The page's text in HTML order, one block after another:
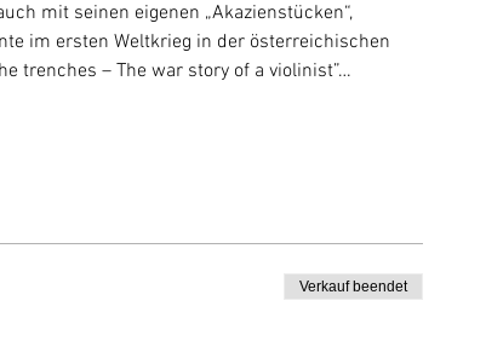
mit seinen eigenen „Akazienstücken“,
im ersten Weltkrieg in der österreichischen
trenches – The war story of a violinist”…
Verkauf beendet